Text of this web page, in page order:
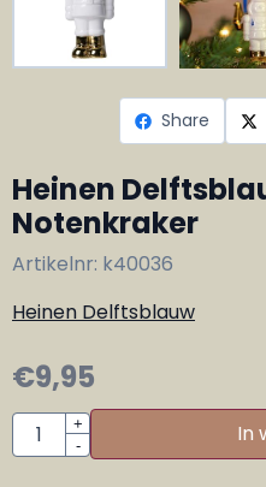
Share
Heinen
Notenkraker
Artikelnr: k40036
Heinen Delftsblauw
€9,95
Aantal
+
-
In